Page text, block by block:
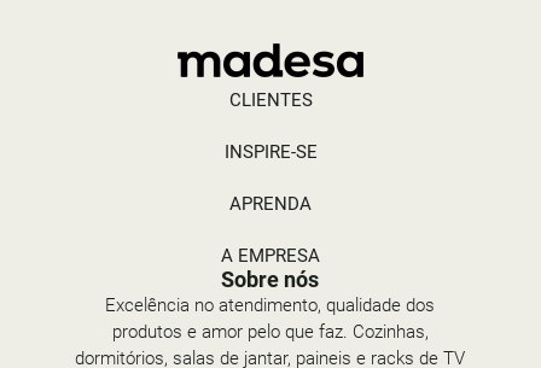
CLIENTES
INSPIRE-SE
APRENDA
A EMPRESA
Sobre nós
Excelência no atendimento, qualidade dos
produtos e amor pelo que faz. Cozinhas,
dormitórios, salas de jantar, paineis e racks de TV